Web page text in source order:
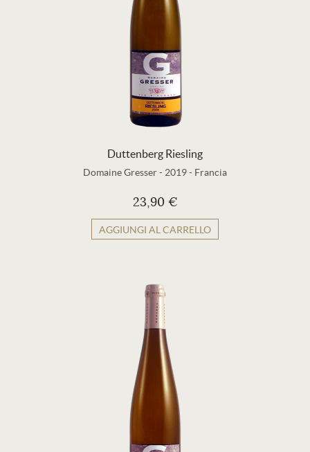
Duttenberg Riesling
Domaine Gresser- 2019- Francia
23,90 €
AGGIUNGI AL CARRELLO